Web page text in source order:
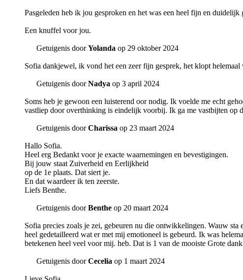
Pasgeleden heb ik jou gesproken en het was een heel fijn en duidelijk
Een knuffel voor jou.
Getuigenis doorYolanda op 29 oktober 2024
Sofia dankjewel, ik vond het een zeer fijn gesprek, het klopt
Getuigenis doorNadya op 3 april 2024
Soms heb je gewoon een luisterend oor nodig. Ik voelde me echt
vastliep door overthinking is eindelijk voorbij. Ik ga me vastbijten op
Getuigenis doorCharissa op 23 maart 2024
Hallo Sofia.
Heel erg Bedankt voor je exacte waarnemingen en bevestigingen.
Bij jouw staat Zuiverheid en Eerlijkheid
op de 1e plaats. Dat siert je.
En dat waardeer ik ten zeerste.
Liefs Benthe.
Getuigenis doorBenthe op 20 maart 2024
Sofia precies zoals je zei, gebeuren nu die ontwikkelingen. Wauw
heel gedetailleerd wat er met mij emotioneel is gebeurd. Ik was
betekenen heel veel voor mij. heb. Dat is 1 van de mooiste Grote
Getuigenis doorCecelia op 1 maart 2024